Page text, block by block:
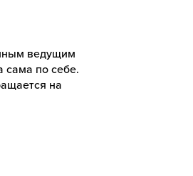
ведущим
сама по себе.
на